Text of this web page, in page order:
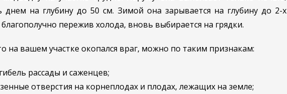
днем на глубину до 50 см. Зимой она зарывается на глубину до 2-х
пережив холода, вновь выбирается на грядки.
на вашем участке окопался враг, можно по таким признакам:
рассады и саженцев;
отверстия на корнеплодах и плодах, лежащих на земле;